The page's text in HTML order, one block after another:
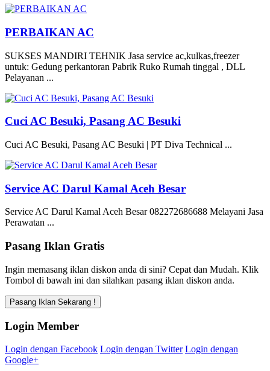
PERBAIKAN AC
SUKSES MANDIRI TEHNIK Jasa service ac,kulkas,freezer
untuk: Gedung perkantoran Pabrik Ruko Rumah tinggal , DLL
Pelayanan ...
Cuci AC Besuki, Pasang AC Besuki
Cuci AC Besuki, Pasang AC Besuki | PT Diva Technical ...
Service AC Darul Kamal Aceh Besar
Service AC Darul Kamal Aceh Besar 082272686688 Melayani Jasa
Perawatan ...
Pasang Iklan Gratis
Ingin memasang iklan diskon anda di sini? Cepat dan Mudah. Klik
Tombol di bawah ini dan silahkan pasang iklan diskon anda.
Login Member
Login dengan Facebook Login dengan Twitter Login dengan
Google+